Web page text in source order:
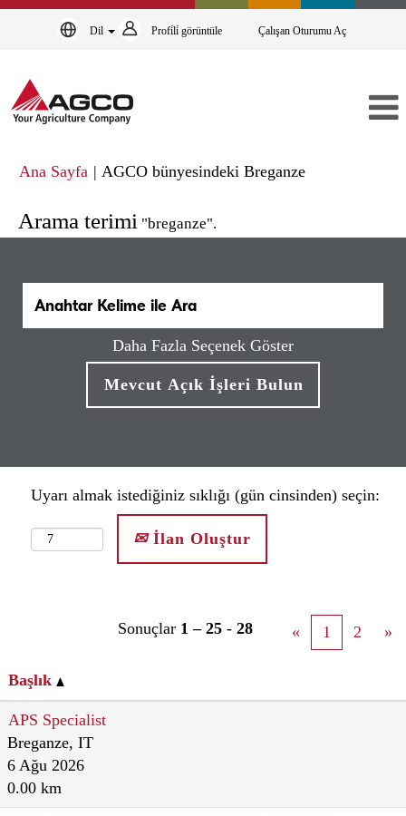
Dil Profi̇li̇ görüntüle Çalışan Oturumu Aç
Ana Sayfa | AGCO bünyesindeki Breganze(mevcut
Arama terimi "breganze".
Daha Fazla Seçenek Göster
Uyarı almak istediğiniz sıklığı (gün cinsinden) seçin:
İlan Oluştur
Sonuçlar 1 – 25 - 28 « 1 2 »
Başlık
APS Specialist
Breganze, IT
6 Ağu 2026
0.00 km